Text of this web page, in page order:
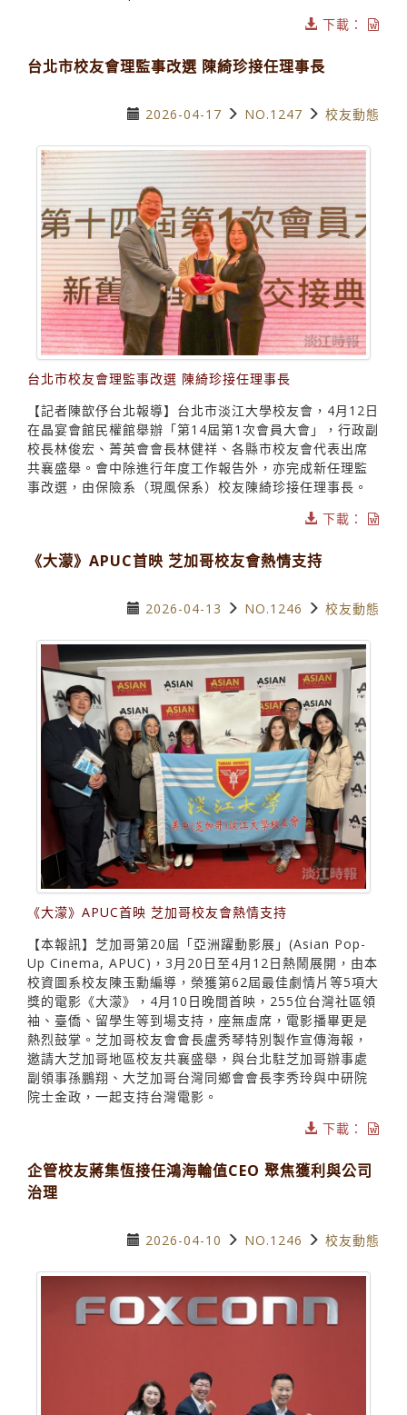
下載：
台北市校友會理監事改選 陳綺珍接任理事長
2026-04-17 NO.1247 校友動態
台北市校友會理監事改選 陳綺珍接任理事長
【記者陳歆伃台北報導】台北市淡江大學校友會，4月12日
在晶宴會館民權館舉辦「第14屆第1次會員大會」，行政副
校長林俊宏、菁英會會長林健祥、各縣市校友會代表出席
共襄盛舉。會中除進行年度工作報告外，亦完成新任理監
事改選，由保險系（現風保系）校友陳綺珍接任理事長。
下載：
《大濛》APUC首映 芝加哥校友會熱情支持
2026-04-13 NO.1246 校友動態
《大濛》APUC首映 芝加哥校友會熱情支持
【本報訊】芝加哥第20屆「亞洲躍動影展」(Asian Pop-
Up Cinema, APUC)，3月20日至4月12日熱鬧展開，由本
校資圖系校友陳玉勳編導，榮獲第62屆最佳劇情片等5項大
獎的電影《大濛》，4月10日晚間首映，255位台灣社區領
袖、臺僑、留學生等到場支持，座無虛席，電影播畢更是
熱烈鼓掌。芝加哥校友會會長盧秀琴特別製作宣傳海報，
邀請大芝加哥地區校友共襄盛舉，與台北駐芝加哥辦事處
副領事孫鵬翔、大芝加哥台灣同鄉會會長李秀玲與中研院
院士金政，一起支持台灣電影。
下載：
企管校友蔣集恆接任鴻海輪值CEO 聚焦獲利與公司
治理
2026-04-10 NO.1246 校友動態